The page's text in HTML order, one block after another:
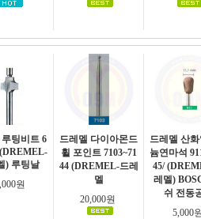
팅비트 6
) 루팅날
원
드레멜 다이아몬드
휠 포인트 7103~71
44 (DREMEL-드레
멜
20,000원
드레멜 산
늄연마석
45/
레멜)
쉬 전동
5,000